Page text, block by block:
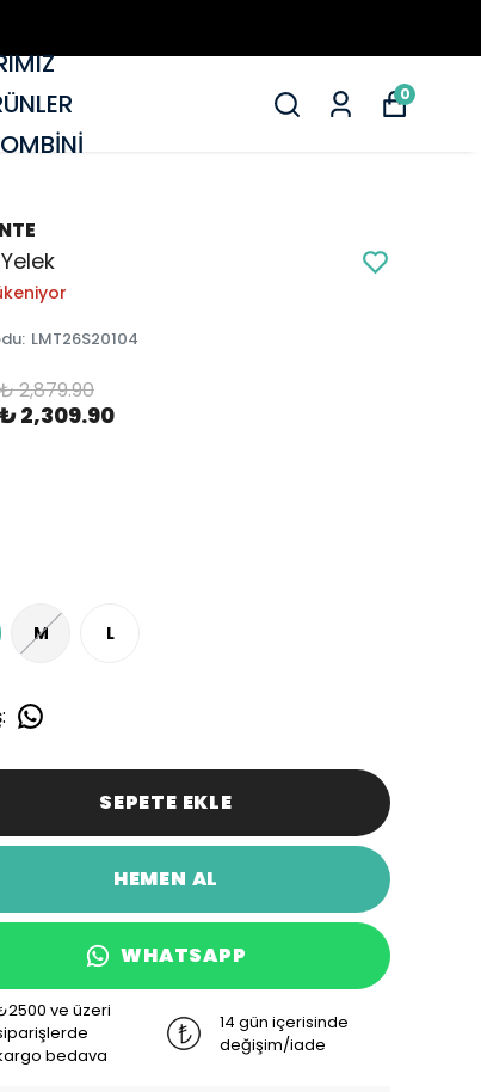
0
: LMT26S20104
₺ 2,879.90
₺ 2,309.90
M L
:
SEPETE EKLE
HEMEN AL
WHATSAPP
ve üzeri
bedava
14 gün içerisinde
değişim/iade